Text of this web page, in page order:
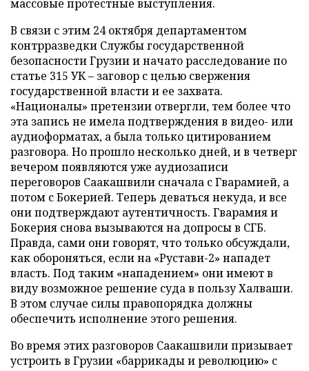
массовые протестные выступления.
В связи с этим 24 октября департаментом
контрразведки Службы государственной
безопасности Грузии и начато расследование по
статье 315 УК – заговор с целью свержения
государственной власти и ее захвата.
«Националы» претензии отвергли, тем более что
эта запись не имела подтверждения в видео- или
аудиоформатах, а была только цитированием
разговора. Но прошло несколько дней, и в четверг
вечером появляются уже аудиозаписи
переговоров Саакашвили сначала с Гварамией, а
потом с Бокерией. Теперь деваться некуда, и все
они подтверждают аутентичность. Гварамия и
Бокерия снова вызываются на допросы в СГБ.
Правда, сами они говорят, что только обсуждали,
как обороняться, если на «Рустави-2» нападет
власть. Под таким «нападением» они имеют в
виду возможное решение суда в пользу Халваши.
В этом случае силы правопорядка должны
обеспечить исполнение этого решения.
Во время этих разговоров Саакашвили призывает
устроить в Грузии «баррикады и революцию» с